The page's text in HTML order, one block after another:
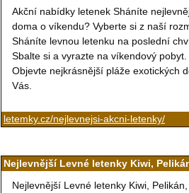
Akční nabídky letenek Sháníte
doma o víkendu? Vyberte si z naší
Sháníte levnou letenku na poslední
Sbalte si a vyrazte na víkendový
Objevte nejkrásnější pláže exotických
Vás.
letemky.cz/nejlevnejsi-akcni-letenky/
Nejlevnější Levné letenky Kiwi,
Nejlevnější Levné letenky Kiwi,